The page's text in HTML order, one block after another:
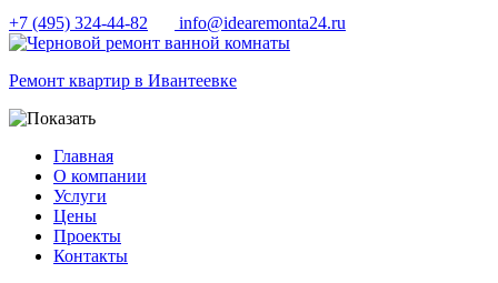
+7 (495) 324-44-82 info@idearemonta24.ru
Ремонт квартир в Ивантеевке
Главная
О компании
Услуги
Цены
Проекты
Контакты